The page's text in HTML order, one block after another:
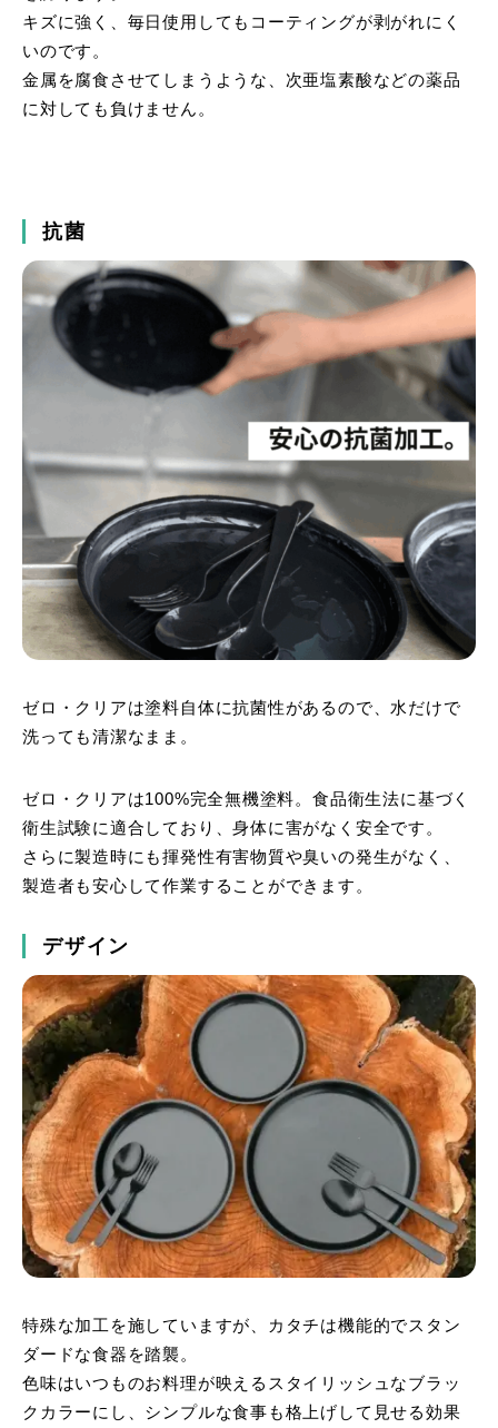
キズに強く、毎日使用してもコーティングが剥がれにく
いのです。
金属を腐食させてしまうような、次亜塩素酸などの薬品
に対しても負けません。
抗菌
ゼロ・クリアは塗料自体に抗菌性があるので、水だけで
洗っても清潔なまま。
ゼロ・クリアは100%完全無機塗料。食品衛生法に基づく
衛生試験に適合しており、身体に害がなく安全です。
さらに製造時にも揮発性有害物質や臭いの発生がなく、
製造者も安心して作業することができます。
デザイン
特殊な加工を施していますが、カタチは機能的でスタン
ダードな食器を踏襲。
色味はいつものお料理が映えるスタイリッシュなブラッ
クカラーにし、シンプルな食事も格上げして見せる効果